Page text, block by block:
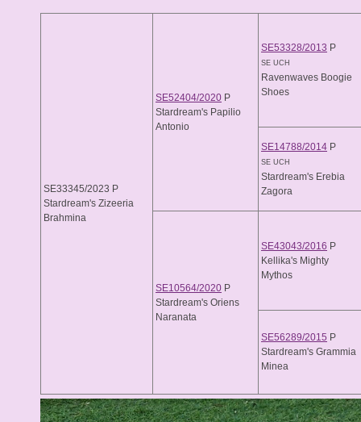
SE33345/2023 P
Stardream's Zizeeria
Brahmina
SE52404/2020 P
Stardream's Papilio
Antonio
SE53328/2013 P
SE UCH
Ravenwaves Boogie
Shoes
SE14788/2014 P
SE UCH
Stardream's Erebia
Zagora
SE10564/2020 P
Stardream's Oriens
Naranata
SE43043/2016 P
Kellika's Mighty
Mythos
SE56289/2015 P
Stardream's Grammia
Minea